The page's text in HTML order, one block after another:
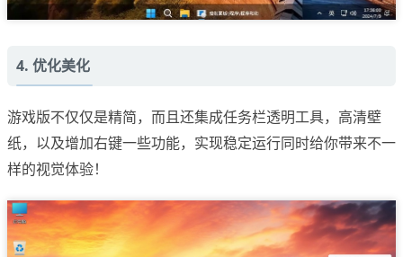
4. 优化美化
游戏版不仅仅是精简，而且还集成任务栏透明工具，高清壁
纸，以及增加右键一些功能，实现稳定运行同时给你带来不一
样的视觉体验！